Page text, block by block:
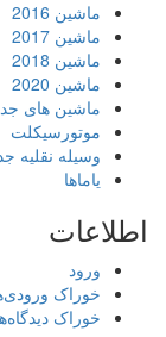
ماشین 2016
ماشین 2017
ماشین 2018
ماشین 2020
ماشین های جدید
موتورسیکلت
وسیله نقلیه جدید
یاماها
اطلاعات
ورود
خوراک ورودی‌ها
خوراک دیدگاه‌ها